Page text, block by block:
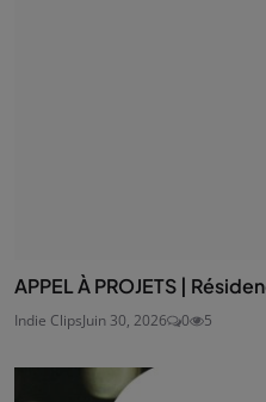
APPEL À PROJETS |
Indie ClipsJuin 30, 2026 0 5